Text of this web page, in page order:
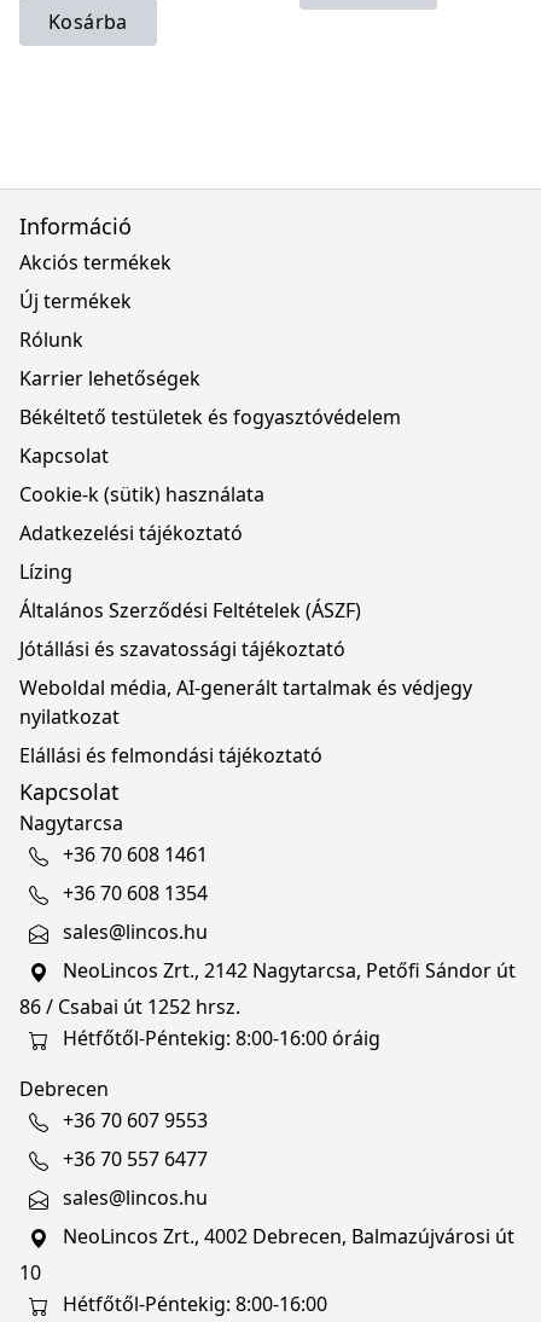
Kosárba
Információ
Akciós termékek
Új termékek
Rólunk
Karrier lehetőségek
Békéltető testületek és fogyasztóvédelem
Kapcsolat
Cookie-k (sütik) használata
Adatkezelési tájékoztató
Lízing
Általános Szerződési Feltételek (ÁSZF)
Jótállási és szavatossági tájékoztató
Weboldal média, AI-generált tartalmak és védjegy
nyilatkozat
Elállási és felmondási tájékoztató
Kapcsolat
Nagytarcsa
+36 70 608 1461
+36 70 608 1354
sales@lincos.hu
NeoLincos Zrt., 2142 Nagytarcsa, Petőfi Sándor út
86 / Csabai út 1252 hrsz.
Hétfőtől-Péntekig: 8:00-16:00 óráig
Debrecen
+36 70 607 9553
+36 70 557 6477
sales@lincos.hu
NeoLincos Zrt., 4002 Debrecen, Balmazújvárosi út
10
Hétfőtől-Péntekig: 8:00-16:00